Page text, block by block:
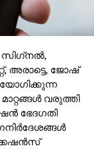
സിഗ്‌നല്‍,
അരാട്ടെ, ജോഷ്
വരുത്തി
ഭേദഗതി